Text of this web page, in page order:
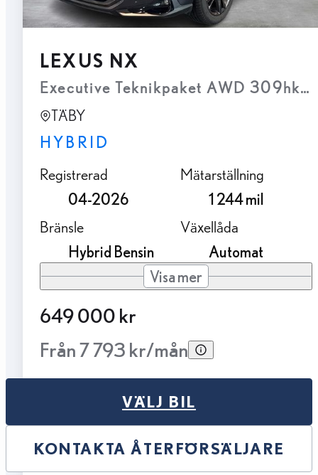
LEXUS NX
Executive Teknikpaket AWD 309hk
TÄBY
HYBRID
Registrerad
04-2026
Mätarställning
1 244 mil
Bränsle
Hybrid Bensin
Växellåda
Automat
Visa mer
649 000 kr
Från 7 793 kr/mån
VÄLJ BIL
KONTAKTA ÅTERFÖRSÄLJARE